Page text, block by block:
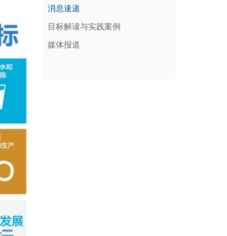
消息速递
目标解读与实践案例
媒体报道